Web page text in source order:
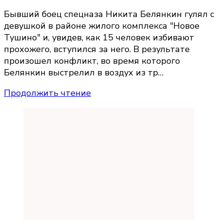
Бывший боец спецназа Никита Белянкин гулял с
девушкой в районе жилого комплекса "Новое
Тушино" и, увидев, как 15 человек избивают
прохожего, вступился за него. В результате
произошел конфликт, во время которого
Белянкин выстрелил в воздух из тр…
Продолжить чтение